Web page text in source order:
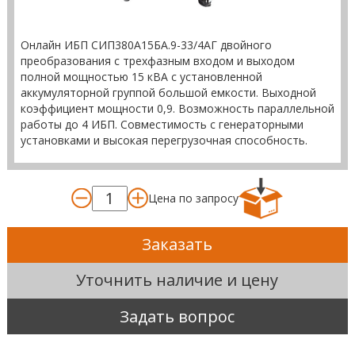
Онлайн ИБП СИП380А15БА.9-33/4АГ двойного
преобразования с трехфазным входом и выходом
полной мощностью 15 кВА с установленной
аккумуляторной группой большой емкости. Выходной
коэффициент мощности 0,9. Возможность параллельной
работы до 4 ИБП. Совместимость с генераторными
установками и высокая перегрузочная способность.
Цена по запросу
Заказать
Уточнить наличие и цену
Задать вопрос